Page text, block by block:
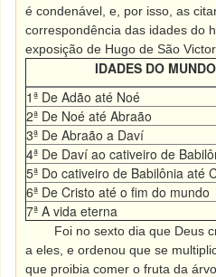
é condenável, e, por isso, as
correspondência das idades do
exposição de Hugo de São Victor.
IDADES DO MUNDO
1ª De Adão até Noé
2ª De Noé até Abraão
3ª De Abraão a Daví
4ª De Daví ao cativeiro de
5ª Do cativeiro de Babilônia até
6ª De Cristo até o fim do mundo
7ª A vida eterna
Foi no sexto dia que Deus
a eles, e ordenou que se
que proibia comer o fruta da